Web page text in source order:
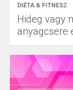
DIÉTA & FITNESZ
Hideg vagy
anyagcsere